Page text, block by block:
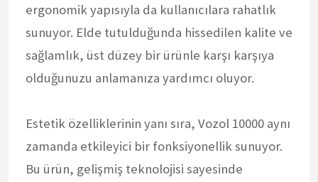
ergonomik yapısıyla da kullanıcılara rahatlık
sunuyor. Elde tutulduğunda hissedilen kalite ve
sağlamlık, üst düzey bir ürünle karşı karşıya
olduğunuzu anlamanıza yardımcı oluyor.
Estetik özelliklerinin yanı sıra, Vozol 10000 aynı
zamanda etkileyici bir fonksiyonellik sunuyor.
Bu ürün, gelişmiş teknolojisi sayesinde